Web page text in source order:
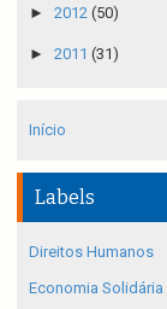
► 2012 (50)
► 2011 (31)
Início
Labels
Direitos Humanos
Economia Solidária